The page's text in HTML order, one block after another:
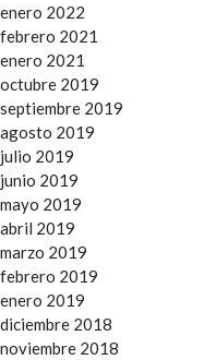
enero 2022
febrero 2021
enero 2021
octubre 2019
septiembre 2019
agosto 2019
julio 2019
junio 2019
mayo 2019
abril 2019
marzo 2019
febrero 2019
enero 2019
diciembre 2018
noviembre 2018